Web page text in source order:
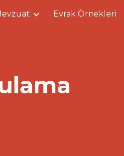
Skip to navigationEvrak Örnekleri